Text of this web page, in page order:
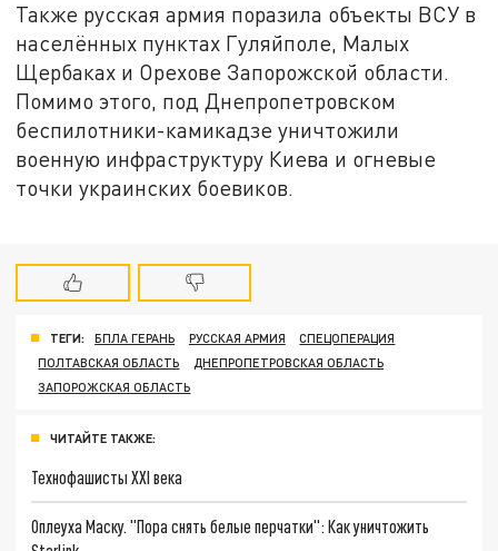
Также русская армия поразила объекты ВСУ в
населённых пунктах Гуляйполе, Малых
Щербаках и Орехове Запорожской области.
Помимо этого, под Днепропетровском
беспилотники-камикадзе уничтожили
военную инфраструктуру Киева и огневые
точки украинских боевиков.
ТЕГИ: БПЛА ГЕРАНЬ РУССКАЯ АРМИЯ
СПЕЦОПЕРАЦИЯ
ПОЛТАВСКАЯ ОБЛАСТЬ
ДНЕПРОПЕТРОВСКАЯ ОБЛАСТЬ
ЗАПОРОЖСКАЯ ОБЛАСТЬ
ЧИТАЙТЕ ТАКЖЕ:
Технофашисты XXI века
Оплеуха Маску. "Пора снять белые перчатки": Как уничтожить